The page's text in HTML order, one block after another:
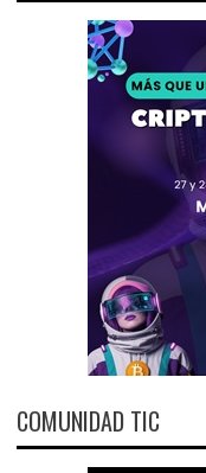
COMUNIDAD TIC